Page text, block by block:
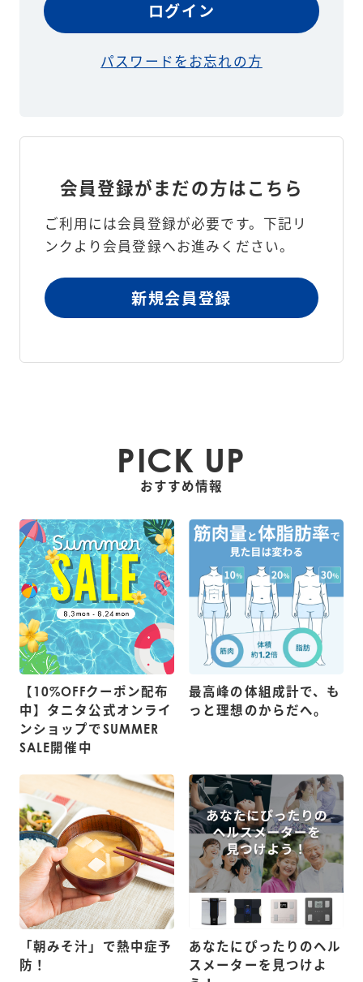
パスワードをお忘れの方
会員登録がまだの方はこちら
ご利用には会員登録が必要です。 下記リ
ンクより会員登録へお進みください。
新規会員登録
PICK UP
おすすめ情報
【10%OFFクーポン配布
中】タニタ公式オンライ
ンショップでSUMMER
SALE開催中
最高峰の体組成計で、も
っと理想のからだへ。
「朝みそ汁」で熱中症予
防！
あなたにぴったりのヘル
スメーターを見つけよ